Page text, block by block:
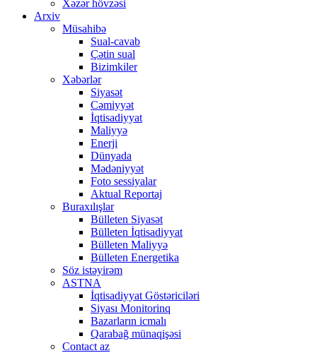
Xəzər hövzəsi
Arxiv
Müsahibə
Sual-cavab
Çətin sual
Bizimkiler
Xəbərlər
Siyasət
Cəmiyyət
İqtisadiyyat
Maliyyə
Enerji
Dünyada
Mədəniyyət
Foto sessiyalar
Aktual Reportaj
Buraxılışlar
Bülleten Siyasət
Bülleten İqtisadiyyat
Bülleten Maliyyə
Bülleten Energetika
Söz istəyirəm
ASTNA
İqtisadiyyat Göstəriciləri
Siyası Monitorinq
Bazarların icmalı
Qarabağ münaqişəsi
Contact az